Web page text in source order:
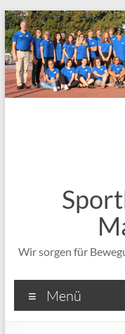
Zum
Inhalt
springen
Wir sorgen für
Menü